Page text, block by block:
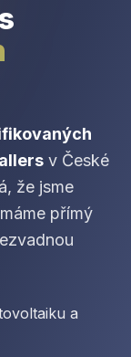
v České
že jsme
přímý
a